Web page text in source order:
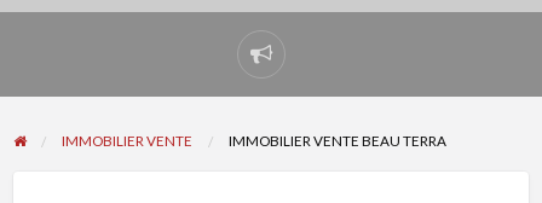
Signaler
un
problème
IMMOBILIER VENTE IMMOBILIER VENTE BEAU TERRA